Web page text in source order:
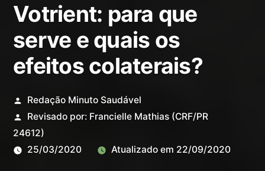
Votrient: para que
serve e quais os
efeitos colaterais?
Redação Minuto Saudável
Revisado por: Francielle Mathias(CRF/PR
24612)
25/03/2020
Atualizado em 22/09/2020